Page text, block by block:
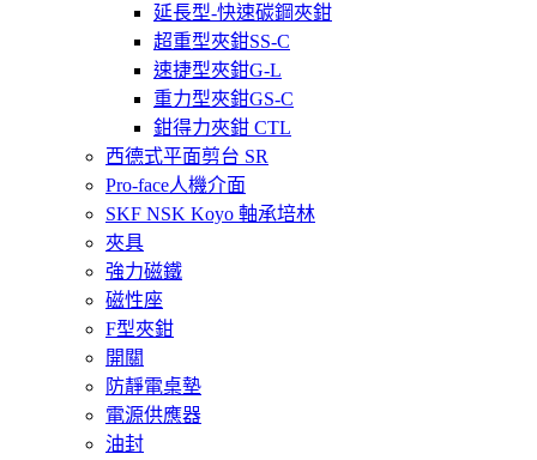
延長型-快速碳鋼夾鉗
超重型夾鉗SS-C
速捷型夾鉗G-L
重力型夾鉗GS-C
鉗得力夾鉗 CTL
西德式平面剪台 SR
Pro-face人機介面
SKF NSK Koyo 軸承培林
夾具
強力磁鐵
磁性座
F型夾鉗
開關
防靜電桌墊
電源供應器
油封